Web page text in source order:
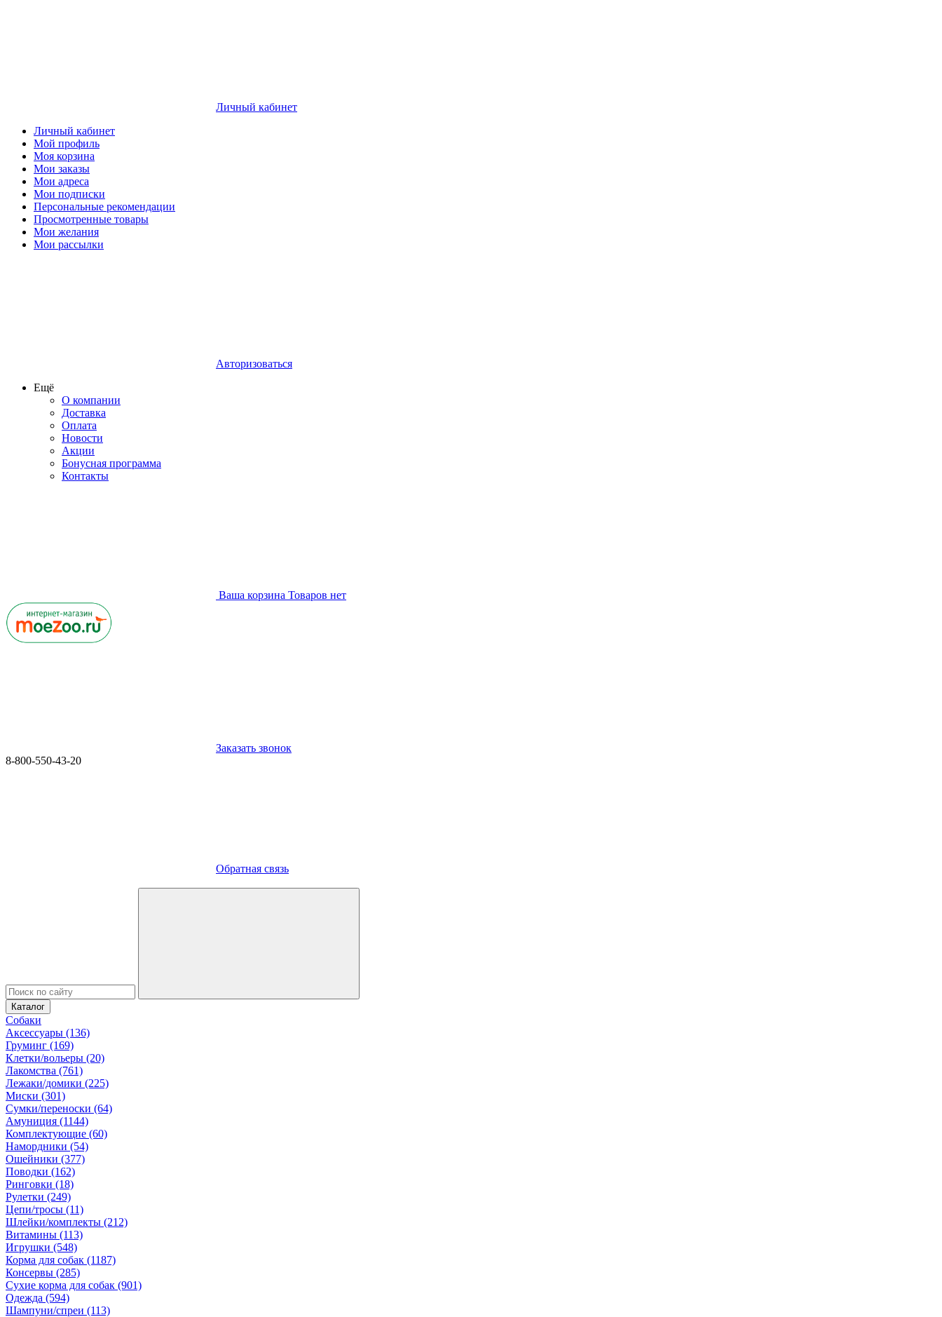
Личный кабинет
Личный кабинет
Мой профиль
Моя корзина
Мои заказы
Мои адреса
Мои подписки
Персональные рекомендации
Просмотренные товары
Мои желания
Мои рассылки
Авторизоваться
Ещё
О компании
Доставка
Оплата
Новости
Акции
Бонусная программа
Контакты
Ваша корзина Товаров нет
Заказать звонок
8-800-550-43-20
Обратная связь
Каталог
Собаки
Аксессуары (136)
Груминг (169)
Клетки/вольеры (20)
Лакомства (761)
Лежаки/домики (225)
Миски (301)
Сумки/переноски (64)
Амуниция (1144)
Комплектующие (60)
Намордники (54)
Ошейники (377)
Поводки (162)
Ринговки (18)
Рулетки (249)
Цепи/тросы (11)
Шлейки/комплекты (212)
Витамины (113)
Игрушки (548)
Корма для собак (1187)
Консервы (285)
Сухие корма для собак (901)
Одежда (594)
Шампуни/спреи (113)